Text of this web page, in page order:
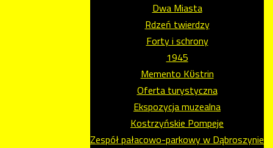
Dwa Miasta
Rdzeń twierdzy
Forty i schrony
1945
Memento Kϋstrin
Oferta turystyczna
Ekspozycja muzealna
Kostrzyńskie Pompeje
Zespół pałacowo-parkowy w Dąbroszynie